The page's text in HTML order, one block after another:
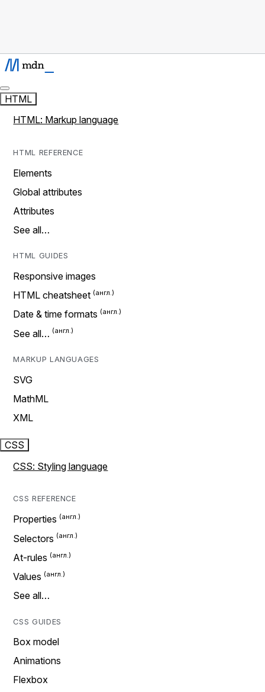
HTML
HTML: Markup language
HTML REFERENCE
Elements
Global attributes
Attributes
See all…
HTML GUIDES
Responsive images
HTML cheatsheet
Date & time formats
See all…
MARKUP LANGUAGES
SVG
MathML
XML
CSS
CSS: Styling language
CSS REFERENCE
Properties
Selectors
At-rules
Values
See all…
CSS GUIDES
Box model
Animations
Flexbox